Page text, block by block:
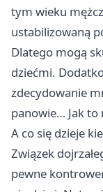
tym wieku
ustabilizowaną
Dlatego mogą
dziećmi.
zdecydowanie
panowie… Jak to
A co się dzieje
Związek
pewne